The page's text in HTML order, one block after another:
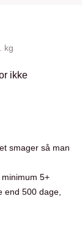
kg
ikke
smager så man
5+
end 500 dage,